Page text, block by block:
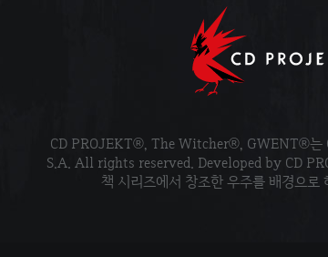
CD PROJEKT®, The Witcher®, GWENT®는
S.A. All rights reserved. Developed by CD
책 시리즈에서 창조한 우주를 배경으